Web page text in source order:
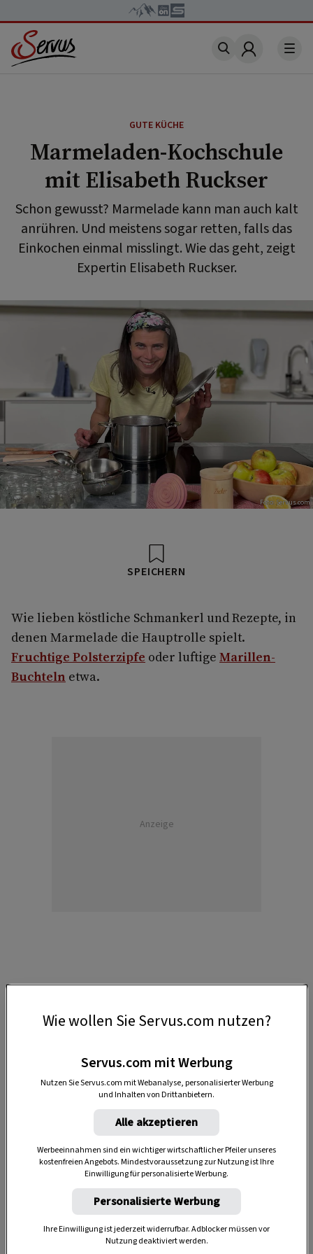
Account
GUTE KÜCHE
Marmeladen-Kochschule
mit Elisabeth Ruckser
Schon gewusst? Marmelade kann man auch kalt
anrühren. Und meistens sogar retten, falls das
Einkochen einmal misslingt. Wie das geht, zeigt
Expertin Elisabeth Ruckser.
Foto: Servus.com
SPEICHERN
Wie lieben köstliche Schmankerl und Rezepte, in
denen Marmelade die Hauptrolle spielt.
Fruchtige Polsterzipfe oder luftige Marillen-
Buchteln etwa.
Anzeige
Bei dieser fruchtigen Köstlichkeit bleibt der Ofen
beim Rühren und Mixen. Wie die besonders
fruchtig-intensive Marmelade gelingt, verrät
Elisabeth Ruckser im Video.
ZUM REZEPT
Wie wollen Sie Servus.com nutzen?
Servus.com mit Werbung
Nutzen Sie Servus.com mit Webanalyse, personalisierter Werbung
und Inhalten von Drittanbietern.
Alle akzeptieren
Werbeeinnahmen sind ein wichtiger wirtschaftlicher Pfeiler unseres
kostenfreien Angebots. Mindestvoraussetzung zur Nutzung ist Ihre
Einwilligung für personalisierte Werbung.
Personalisierte Werbung
Ihre Einwilligung ist jederzeit widerrufbar. Adblocker müssen vor
Nutzung deaktiviert werden.